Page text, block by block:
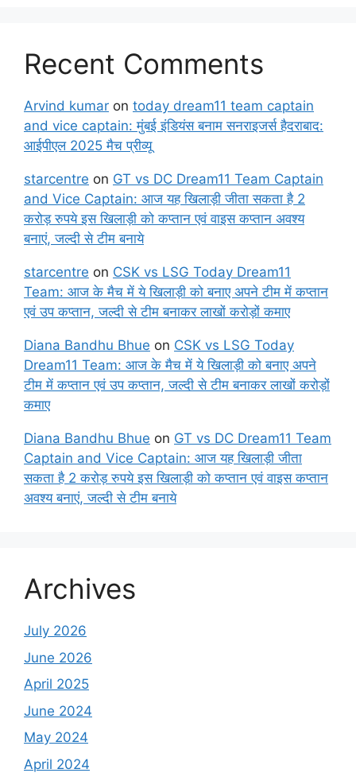
Recent Comments
Arvind kumar on today dream11 team captain
and vice captain: मुंबई इंडियंस बनाम सनराइजर्स हैदराबाद:
आईपीएल 2025 मैच प्रीव्यू
starcentre on GT vs DC Dream11 Team Captain
and Vice Captain: आज यह खिलाड़ी जीता सकता है 2
करोड़ रुपये इस खिलाड़ी को कप्तान एवं वाइस कप्तान अवश्य
बनाएं, जल्दी से टीम बनाये
starcentre on CSK vs LSG Today Dream11
Team: आज के मैच में ये खिलाड़ी को बनाए अपने टीम में कप्तान
एवं उप कप्तान, जल्दी से टीम बनाकर लाखों करोड़ों कमाए
Diana Bandhu Bhue on CSK vs LSG Today
Dream11 Team: आज के मैच में ये खिलाड़ी को बनाए अपने
टीम में कप्तान एवं उप कप्तान, जल्दी से टीम बनाकर लाखों करोड़ों
कमाए
Diana Bandhu Bhue on GT vs DC Dream11 Team
Captain and Vice Captain: आज यह खिलाड़ी जीता
सकता है 2 करोड़ रुपये इस खिलाड़ी को कप्तान एवं वाइस कप्तान
अवश्य बनाएं, जल्दी से टीम बनाये
Archives
July 2026
June 2026
April 2025
June 2024
May 2024
April 2024